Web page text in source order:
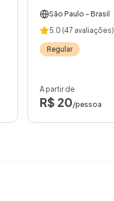
São Paulo - Brasil
5.0 (47 avaliações)
Regular
A partir de
R$ 20/pessoa